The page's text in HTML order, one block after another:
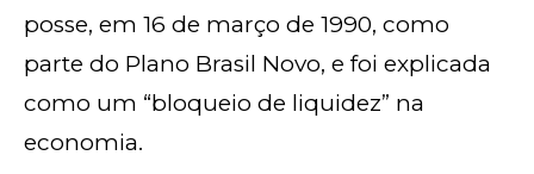
posse, em 16 de março de 1990, como
parte do Plano Brasil Novo, e foi explicada
como um “bloqueio de liquidez” na
economia.